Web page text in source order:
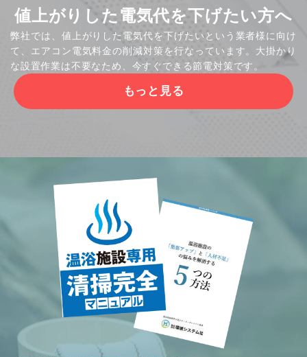
値上がりした電気代を下げたい方へ
弊社では、値上がりした電気代を下げたいという業者様に向け
て、エアコン電気料金の削減対策を行なっています。大掛かり
な設置作業は不要なため、今すぐできる節電対策です。
もっと見る